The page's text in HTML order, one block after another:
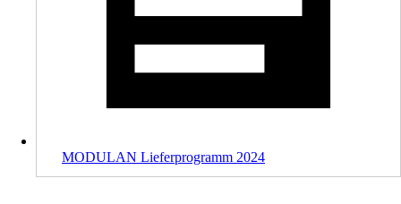
MODULAN Lieferprogramm 2024